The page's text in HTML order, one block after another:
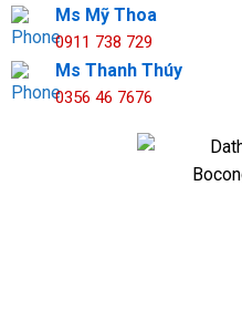
Ms Mỹ Thoa
0911 738 729
Ms Thanh Thúy
0356 46 7676